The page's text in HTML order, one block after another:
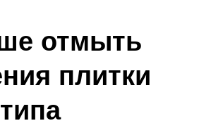
отмыть
плитки